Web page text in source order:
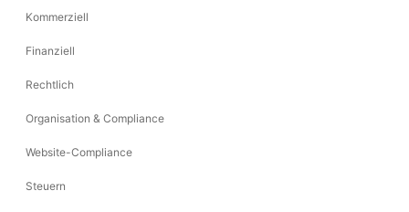
Kommerziell
Finanziell
Rechtlich
Organisation & Compliance
Website-Compliance
Steuern